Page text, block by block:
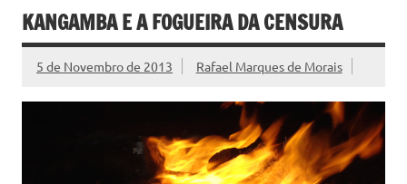
KANGAMBA E A FOGUEIRA DA CENSURA
5 de Novembro de 2013 Rafael Marques de Morais